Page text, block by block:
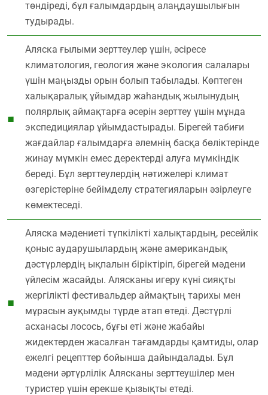
төндіреді, бұл ғалымдардың алаңдаушылығын
тудырады.
Аляска ғылыми зерттеулер үшін, әсіресе
климатология, геология және экология салалары
үшін маңызды орын болып табылады. Көптеген
халықаралық ұйымдар жаһандық жылынудың
полярлық аймақтарға әсерін зерттеу үшін мұнда
экспедициялар ұйымдастырады. Бірегей табиғи
жағдайлар ғалымдарға әлемнің басқа бөліктерінде
жинау мүмкін емес деректерді алуға мүмкіндік
береді. Бұл зерттеулердің нәтижелері климат
өзгерістеріне бейімделу стратегияларын әзірлеуге
көмектеседі.
Аляска мәдениеті түпкілікті халықтардың, ресейлік
қоныс аударушылардың және американдық
дәстүрлердің ықпалын біріктіріп, бірегей мәдени
үйлесім жасайды. Алясканы игеру күні сияқты
жергілікті фестивальдер аймақтың тарихы мен
мұрасын ауқымды түрде атап өтеді. Дәстүрлі
асханасы лосось, бұғы еті және жабайы
жидектерден жасалған тағамдарды қамтиды, олар
ежелгі рецепттер бойынша дайындалады. Бұл
мәдени әртүрлілік Алясканы зерттеушілер мен
туристер үшін ерекше қызықты етеді.